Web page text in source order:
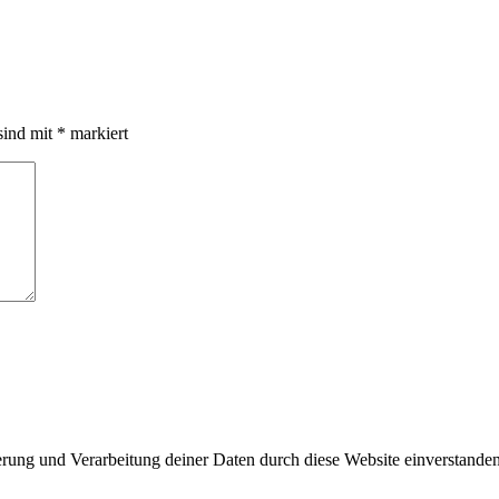
mit * markiert
und Verarbeitung deiner Daten durch diese Website